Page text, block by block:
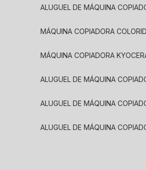
ALUGUEL DE MÁQUINA
MÁQUINA COPIADORA
MÁQUINA COPIADORA
ALUGUEL DE MÁQUINA
ALUGUEL DE MÁQUINA
ALUGUEL DE MÁQUINA